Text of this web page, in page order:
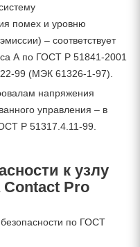
помех и уровню
– соответствует
А по ГОСТ Р 51841-2001
99 (МЭК 61326-1-97).
напряжения
управления – в
Р 51317.4.11-99.
к узлу
Pro
по ГОСТ